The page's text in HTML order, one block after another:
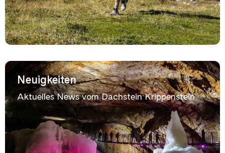
Neuigkeiten
Aktuelles News vom Dachstein Krippenstein